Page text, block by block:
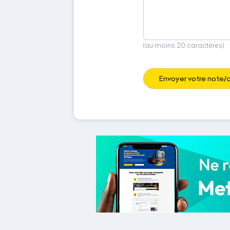
(au moins 20 caractères)
Envoyer votre note/